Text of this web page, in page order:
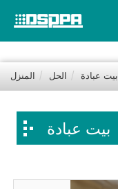
المنزل الحل بيت عبادة
بيت عبادة